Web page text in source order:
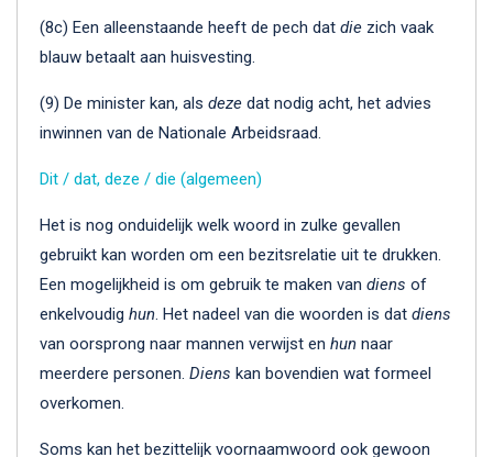
(8c) Een alleenstaande heeft de pech dat die zich vaak
blauw betaalt aan huisvesting.
(9) De minister kan, als deze dat nodig acht, het advies
inwinnen van de Nationale Arbeidsraad.
Dit / dat, deze / die (algemeen)
Het is nog onduidelijk welk woord in zulke gevallen
gebruikt kan worden om een bezitsrelatie uit te drukken.
Een mogelijkheid is om gebruik te maken van diens of
enkelvoudig hun. Het nadeel van die woorden is dat diens
van oorsprong naar mannen verwijst en hun naar
meerdere personen. Diens kan bovendien wat formeel
overkomen.
Soms kan het bezittelijk voornaamwoord ook gewoon